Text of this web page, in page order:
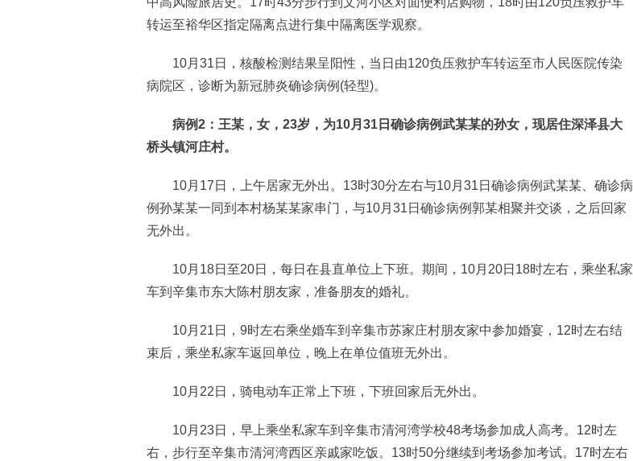
转运至裕华区指定隔离点进行集中隔离医学观察。
10月31日，核酸检测结果呈阳性，当日由120负压救护车转运至市人民医院传染
病院区，诊断为新冠肺炎确诊病例(轻型)。
病例2：王某，女，23岁，为10月31日确诊病例武某某的孙女，现居住深泽县大
桥头镇河庄村。
10月17日，上午居家无外出。13时30分左右与10月31日确诊病例武某某、确诊病
例孙某某一同到本村杨某某家串门，与10月31日确诊病例郭某相聚并交谈，之后回家
无外出。
10月18日至20日，每日在县直单位上下班。期间，10月20日18时左右，乘坐私家
车到辛集市东大陈村朋友家，准备朋友的婚礼。
10月21日，9时左右乘坐婚车到辛集市苏家庄村朋友家中参加婚宴，12时左右结
束后，乘坐私家车返回单位，晚上在单位值班无外出。
10月22日，骑电动车正常上下班，下班回家后无外出。
10月23日，早上乘坐私家车到辛集市清河湾学校48考场参加成人高考。12时左
右，步行至辛集市清河湾西区亲戚家吃饭。13时50分继续到考场参加考试。17时左右